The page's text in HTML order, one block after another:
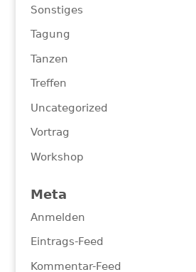
Sonstiges
Tagung
Tanzen
Treffen
Uncategorized
Vortrag
Workshop
Meta
Anmelden
Eintrags-Feed
Kommentar-Feed